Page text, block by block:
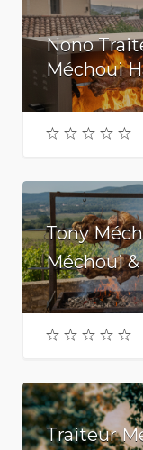
Nono
Méchoui
Tony
Méchoui
Traiteur